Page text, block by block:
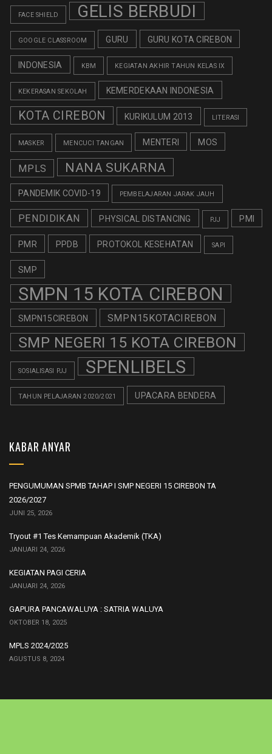
FACE SHIELD GELIS BERBUDI
GOOGLE CLASSROOM GURU GURU KOTA CIREBON
INDONESIA KBM KEGIATAN AKHIR TAHUN KELAS IX
KEKERASAN SEKOLAH KEMERDEKAAN INDONESIA
KOTA CIREBON KURIKULUM 2013 LITERASI
MASKER MENCUCI TANGAN MENTERI MOS
MPLS NANA SUKARNA
PANDEMIK COVID-19 PEMBELAJARAN JARAK JAUH
PENDIDIKAN PHYSICAL DISTANCING PJJ PMI
PMR PPDB PROTOKOL KESEHATAN SAPI
SMP
SMPN 15 KOTA CIREBON
SMPN15CIREBON SMPN15KOTACIREBON
SMP NEGERI 15 KOTA CIREBON
SOSIALISASI PJJ SPENLIBELS
TAHUN PELAJARAN 2020/2021 UPACARA BENDERA
KABAR ANYAR
PENGUMUMAN SPMB TAHAP I SMP NEGERI 15 CIREBON TA
2026/2027
JUNI 25, 2026
Tryout #1 Tes Kemampuan Akademik (TKA)
JANUARI 24, 2026
KEGIATAN PAGI CERIA
JANUARI 24, 2026
GAPURA PANCAWALUYA : SATRIA WALUYA
OKTOBER 18, 2025
MPLS 2024/2025
AGUSTUS 8, 2024